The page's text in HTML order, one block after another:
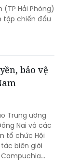
(TP Hải Phòng)
tập chiến đấu
bảo vệ
-
Trung ương
Nai và các
tổ chức Hội
biên giới